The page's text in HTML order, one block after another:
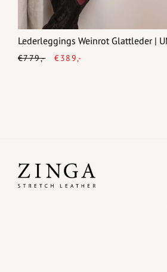
Lederleggings Weinrot Glattleder |
€779,- €389,-